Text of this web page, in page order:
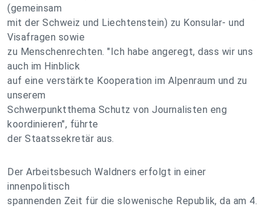
(gemeinsam
mit der Schweiz und Liechtenstein) zu Konsular- und
Visafragen sowie
zu Menschenrechten. "Ich habe angeregt, dass wir uns
auch im Hinblick
auf eine verstärkte Kooperation im Alpenraum und zu
unserem
Schwerpunktthema Schutz von Journalisten eng
koordinieren", führte
der Staatssekretär aus.
Der Arbeitsbesuch Waldners erfolgt in einer
innenpolitisch
spannenden Zeit für die slowenische Republik, da am 4.